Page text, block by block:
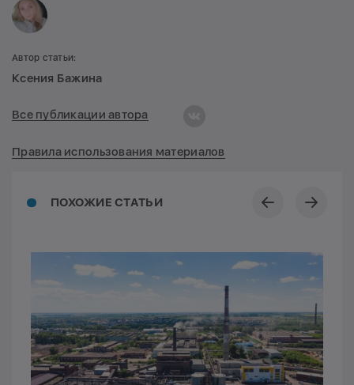
ПОХОЖИЕ СТАТЬИ
Автор статьи:
Ксения Бажина
Все публикации автора
Правила использования материалов